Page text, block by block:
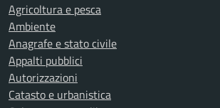
Agricoltura e pesca
Ambiente
Anagrafe e stato civile
Appalti pubblici
Autorizzazioni
Catasto e urbanistica